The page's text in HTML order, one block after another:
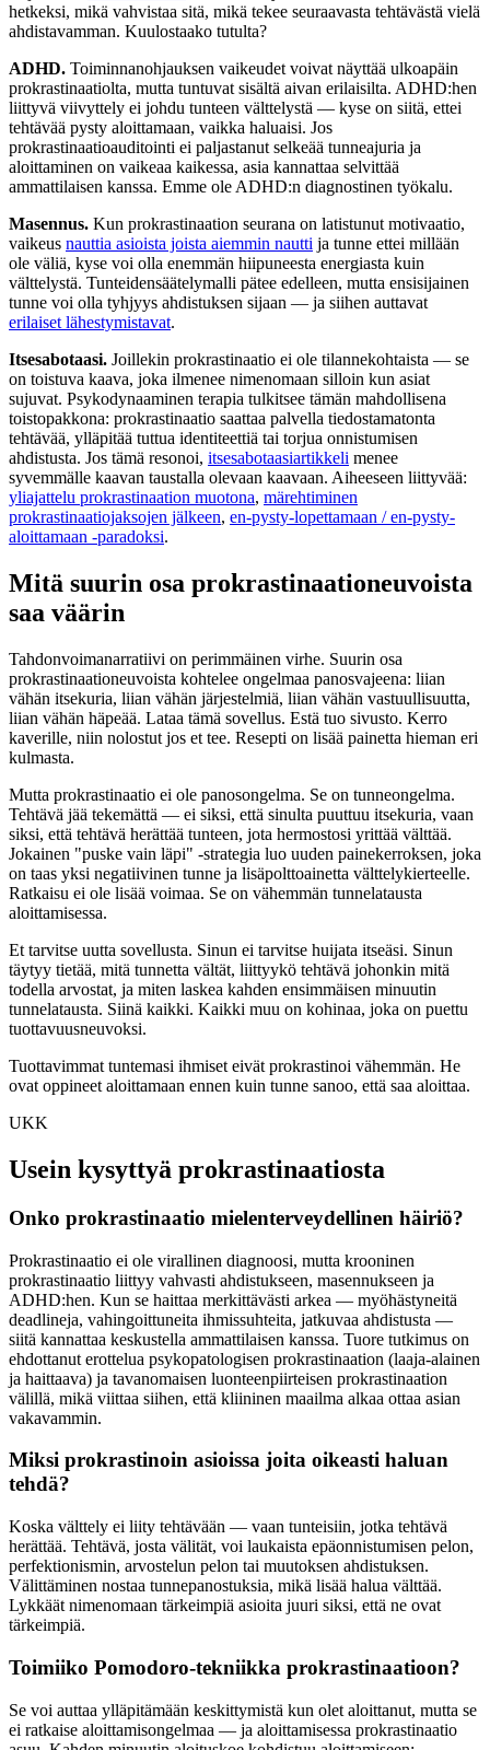
hetkeksi, mikä vahvistaa sitä, mikä tekee seuraavasta tehtävästä vielä
ahdistavamman. Kuulostaako tutulta?
ADHD. Toiminnanohjauksen vaikeudet voivat näyttää ulkoapäin
prokrastinaatiolta, mutta tuntuvat sisältä aivan erilaisilta. ADHD:hen
liittyvä viivyttely ei johdu tunteen välttelystä — kyse on siitä, ettei
tehtävää pysty aloittamaan, vaikka haluaisi. Jos
prokrastinaatioauditointi ei paljastanut selkeää tunneajuria ja
aloittaminen on vaikeaa kaikessa, asia kannattaa selvittää
ammattilaisen kanssa. Emme ole ADHD:n diagnostinen työkalu.
Masennus. Kun prokrastinaation seurana on latistunut motivaatio,
vaikeus nauttia asioista joista aiemmin nautti ja tunne ettei millään
ole väliä, kyse voi olla enemmän hiipuneesta energiasta kuin
välttelystä. Tunteidensäätelymalli pätee edelleen, mutta ensisijainen
tunne voi olla tyhjyys ahdistuksen sijaan — ja siihen auttavat
erilaiset lähestymistavat.
Itsesabotaasi. Joillekin prokrastinaatio ei ole tilannekohtaista — se
on toistuva kaava, joka ilmenee nimenomaan silloin kun asiat
sujuvat. Psykodynaaminen terapia tulkitsee tämän mahdollisena
toistopakkona: prokrastinaatio saattaa palvella tiedostamatonta
tehtävää, ylläpitää tuttua identiteettiä tai torjua onnistumisen
ahdistusta. Jos tämä resonoi, itsesabotaasiartikkeli menee
syvemmälle kaavan taustalla olevaan kaavaan. Aiheeseen liittyvää:
yliajattelu prokrastinaation muotona, märehtiminen
prokrastinaatiojaksojen jälkeen, en-pysty-lopettamaan / en-pysty-
aloittamaan -paradoksi.
Mitä suurin osa prokrastinaationeuvoista
saa väärin
Tahdonvoimanarratiivi on perimmäinen virhe. Suurin osa
prokrastinaationeuvoista kohtelee ongelmaa panosvajeena: liian
vähän itsekuria, liian vähän järjestelmiä, liian vähän vastuullisuutta,
liian vähän häpeää. Lataa tämä sovellus. Estä tuo sivusto. Kerro
kaverille, niin nolostut jos et tee. Resepti on lisää painetta hieman eri
kulmasta.
Mutta prokrastinaatio ei ole panosongelma. Se on tunneongelma.
Tehtävä jää tekemättä — ei siksi, että sinulta puuttuu itsekuria, vaan
siksi, että tehtävä herättää tunteen, jota hermostosi yrittää välttää.
Jokainen "puske vain läpi" -strategia luo uuden painekerroksen, joka
on taas yksi negatiivinen tunne ja lisäpolttoainetta välttelykierteelle.
Ratkaisu ei ole lisää voimaa. Se on vähemmän tunnelatausta
aloittamisessa.
Et tarvitse uutta sovellusta. Sinun ei tarvitse huijata itseäsi. Sinun
täytyy tietää, mitä tunnetta vältät, liittyykö tehtävä johonkin mitä
todella arvostat, ja miten laskea kahden ensimmäisen minuutin
tunnelatausta. Siinä kaikki. Kaikki muu on kohinaa, joka on puettu
tuottavuusneuvoksi.
Tuottavimmat tuntemasi ihmiset eivät prokrastinoi vähemmän. He
ovat oppineet aloittamaan ennen kuin tunne sanoo, että saa aloittaa.
UKK
Usein kysyttyä prokrastinaatiosta
Onko prokrastinaatio mielenterveydellinen häiriö?
Prokrastinaatio ei ole virallinen diagnoosi, mutta krooninen
prokrastinaatio liittyy vahvasti ahdistukseen, masennukseen ja
ADHD:hen. Kun se haittaa merkittävästi arkea — myöhästyneitä
deadlineja, vahingoittuneita ihmissuhteita, jatkuvaa ahdistusta —
siitä kannattaa keskustella ammattilaisen kanssa. Tuore tutkimus on
ehdottanut erottelua psykopatologisen prokrastinaation (laaja-alainen
ja haittaava) ja tavanomaisen luonteenpiirteisen prokrastinaation
välillä, mikä viittaa siihen, että kliininen maailma alkaa ottaa asian
vakavammin.
Miksi prokrastinoin asioissa joita oikeasti haluan
tehdä?
Koska välttely ei liity tehtävään — vaan tunteisiin, jotka tehtävä
herättää. Tehtävä, josta välität, voi laukaista epäonnistumisen pelon,
perfektionismin, arvostelun pelon tai muutoksen ahdistuksen.
Välittäminen nostaa tunnepanostuksia, mikä lisää halua välttää.
Lykkäät nimenomaan tärkeimpiä asioita juuri siksi, että ne ovat
tärkeimpiä.
Toimiiko Pomodoro-tekniikka prokrastinaatioon?
Se voi auttaa ylläpitämään keskittymistä kun olet aloittanut, mutta se
ei ratkaise aloittamisongelmaa — ja aloittamisessa prokrastinaatio